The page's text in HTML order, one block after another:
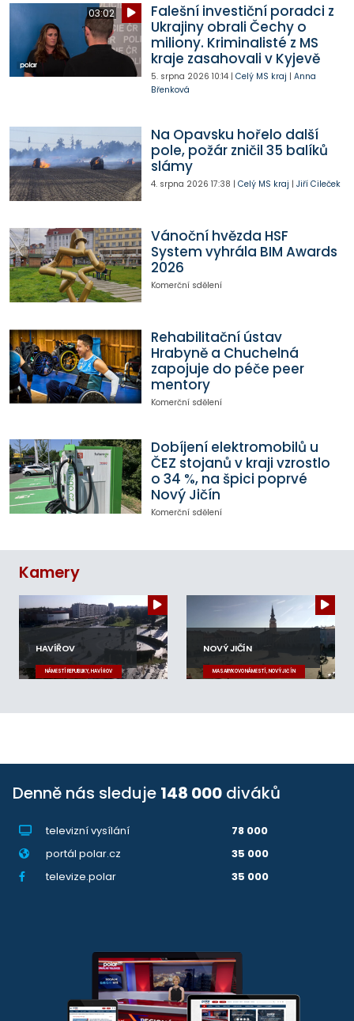
03:02
Falešní investiční poradci z
Ukrajiny obrali Čechy o
miliony. Kriminalisté z MS
kraje zasahovali v Kyjevě
5. srpna 2026 10:14| Celý MS kraj | Anna
Břenková
Na Opavsku hořelo další
pole, požár zničil 35 balíků
slámy
4. srpna 2026 17:38 | Celý MS kraj | Jiří Cileček
Vánoční hvězda HSF
System vyhrála BIM Awards
2026
Komerční sdělení
Rehabilitační ústav
Hrabyně a Chuchelná
zapojuje do péče peer
mentory
Komerční sdělení
Dobíjení elektromobilů u
ČEZ stojanů v kraji vzrostlo
o 34 %, na špici poprvé
Nový Jičín
Komerční sdělení
Kamery
HAVÍŘOV
NÁMĚSTÍ REPUBLIKY, HAVÍŘOV
NOVÝ JIČÍN
MASARYKOVO NÁMĚSTÍ, NOVÝ JIČÍN
Denně nás sleduje 148 000 diváků
televizní vysílání
78 000
portál polar.cz
35 000
televize.polar
35 000